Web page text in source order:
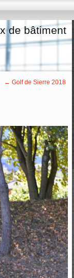
de bâtiment
← Golf de Sierre 2018